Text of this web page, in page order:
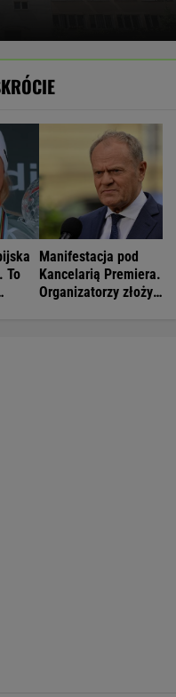
To
Manifestacja pod
Kancelarią Premiera.
Organizatorzy złożyli